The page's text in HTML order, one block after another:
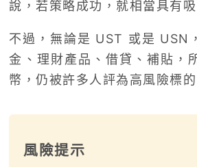
說，若策略成功，就相當具有吸
不過，無論是 UST 或是 USN
金、理財產品、借貸、補貼，
幣，仍被許多人評為高風險標的
風險提示